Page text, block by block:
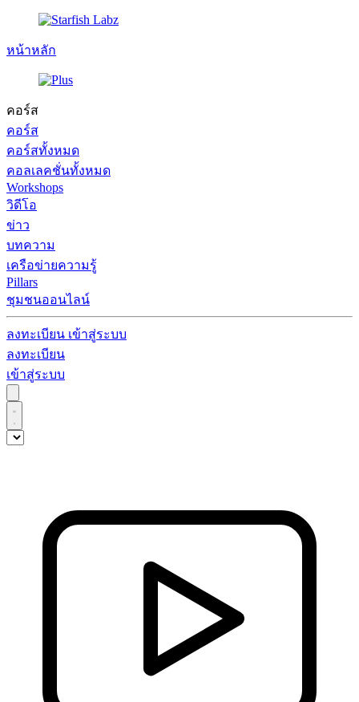
หน้าหลัก
คอร์ส
คอร์ส
คอร์สทั้งหมด
คอลเลคชั่นทั้งหมด
Workshops
วิดีโอ
ข่าว
บทความ
เครือข่ายความรู้
Pillars
ชุมชนออนไลน์
ลงทะเบียน เข้าสู่ระบบ
ลงทะเบียน
เข้าสู่ระบบ